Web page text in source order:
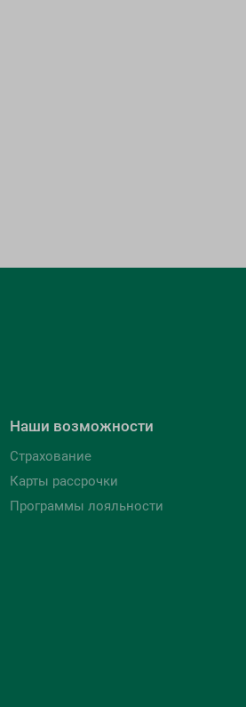
Наши возможности
Страхование
Карты рассрочки
Программы лояльности